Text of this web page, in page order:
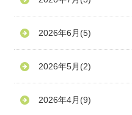
2026年6月 (5)
2026年5月 (2)
2026年4月 (9)